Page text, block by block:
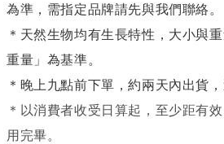
為準，需指定品牌請先與我們聯絡。
＊天然生物均有生長特性，大小與
重量」為基準。
＊晚上九點前下單，約兩天內出貨
＊ 以消費者收受日算起，至少距有
用完畢。